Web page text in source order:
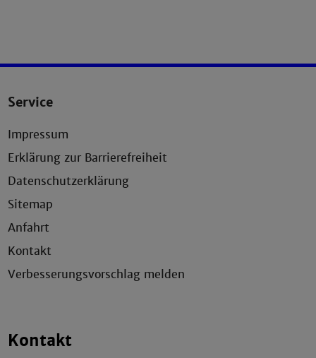
Service
Impressum
Erklärung zur Barrierefreiheit
Datenschutzerklärung
Sitemap
Anfahrt
Kontakt
Verbesserungsvorschlag melden
Kontakt